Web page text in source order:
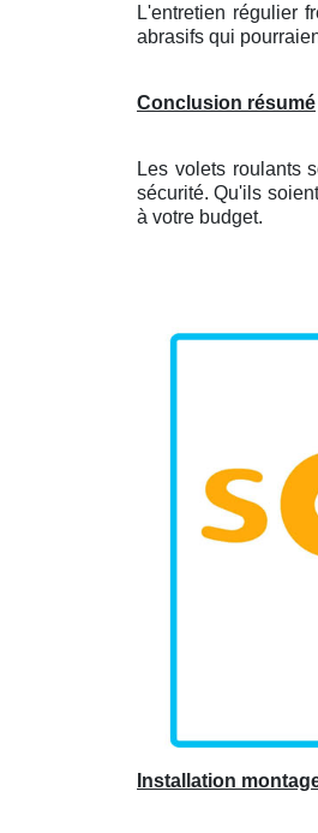
L'entretien régulier
abrasifs qui
Conclusion résumé
Les volets roulants
sécurité. Qu'ils
à votre budget.
Installation